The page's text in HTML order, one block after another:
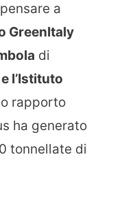
a
GreenItaly
di
l’Istituto
rapporto
ha generato
tonnellate di